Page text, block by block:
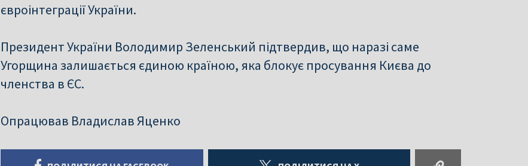
євроінтеграції України.
Президент України Володимир Зеленський підтвердив, що наразі саме
Угорщина залишається єдиною країною, яка блокує просування Києва до
членства в ЄС.
Опрацював Владислав Яценко